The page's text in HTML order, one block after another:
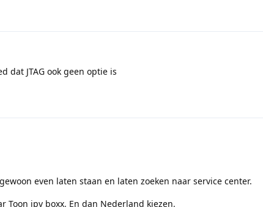
dat JTAG ook geen optie is
even laten staan en laten zoeken naar service center.
Toon ipv boxx. En dan Nederland kiezen.